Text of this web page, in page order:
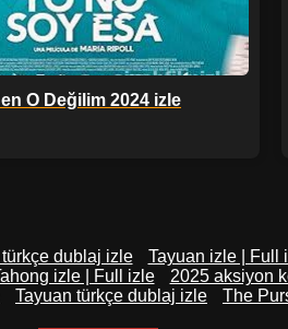
O Değilim 2024 izle
dublaj izle Tayuan izle | Full
izle | Full izle 2025 aksiyon
Tayuan türkçe dublaj izle The